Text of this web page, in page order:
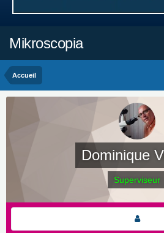
Mikroscopia
Accueil
Dominique
Superviseur